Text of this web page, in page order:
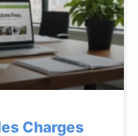
Charges